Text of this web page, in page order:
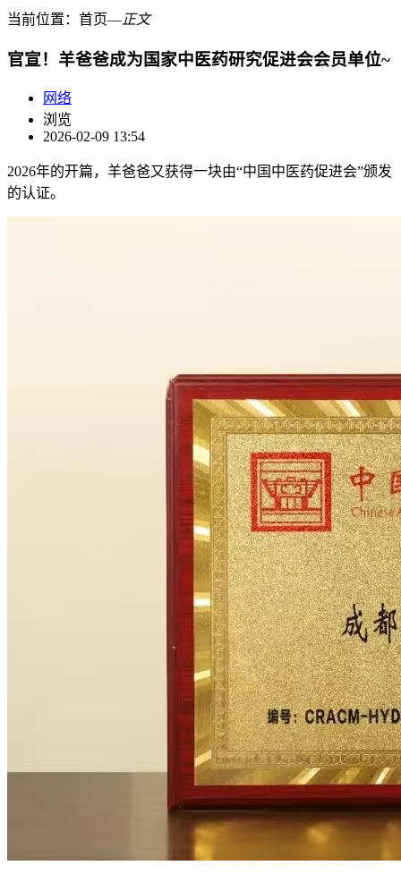
当前位置： 首页―正文
官宣！羊爸爸成为国家中医药研究促进会会员单位~
网络
浏览
2026-02-09 13:54
2026年的开篇，羊爸爸又获得一块由“中国中医药促进会”颁发
的认证。